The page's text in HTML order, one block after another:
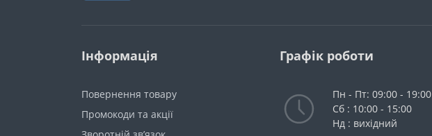
Інформація
Повернення товару
Промокоди та акції
Графік роботи
Пн - Пт: 09:00 - 19:00
Сб : 10:00 - 15:00
Нд : вихідний